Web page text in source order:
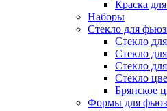
Краска
Наборы
Стекло для
Стекло
Стекло
Стекло
Стекло
Брянское
Формы для